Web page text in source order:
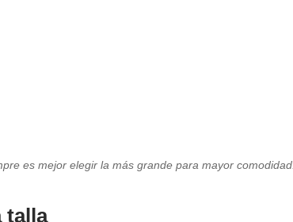
es mejor elegir la más grande para mayor comodidad.
talla